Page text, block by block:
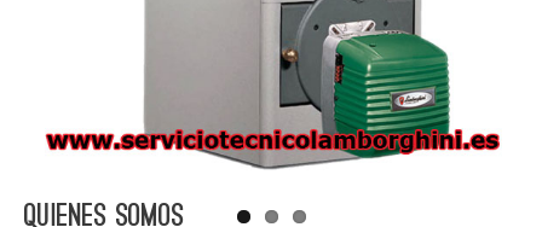
Quienes Somos